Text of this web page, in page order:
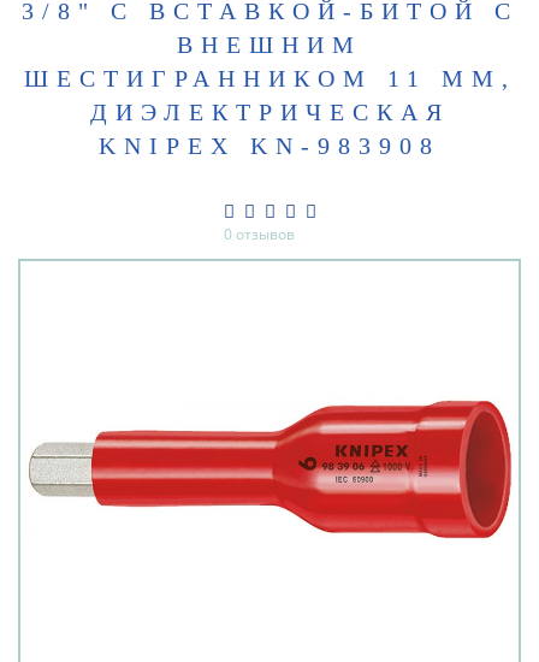
3/8" С ВСТАВКОЙ-БИТОЙ С
ВНЕШНИМ
ШЕСТИГРАННИКОМ 11 ММ,
ДИЭЛЕКТРИЧЕСКАЯ
KNIPEX KN-983908
0 отзывов